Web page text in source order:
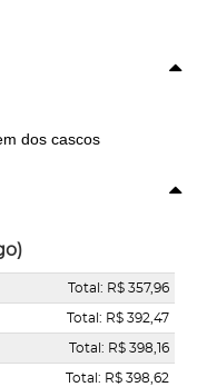
dos cascos
Total: R$ 357,96
Total: R$ 392,47
Total: R$ 398,16
Total: R$ 398,62